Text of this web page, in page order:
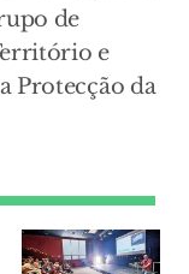
de
e
Protecção da